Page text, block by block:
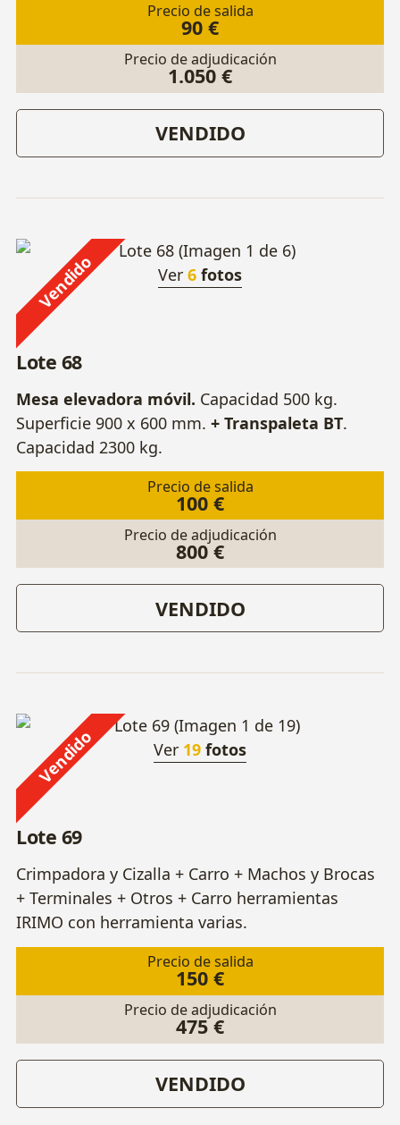
Precio de salida
90 €
Precio de adjudicación
1.050 €
VENDIDO
Vendido Ver 6 fotos
Lote 68
Mesa elevadora móvil. Capacidad 500 kg.
Superficie 900 x 600 mm. + Transpaleta BT.
Capacidad 2300 kg.
Precio de salida
100 €
Precio de adjudicación
800 €
VENDIDO
Vendido Ver 19 fotos
Lote 69
Crimpadora y Cizalla + Carro + Machos y Brocas
+ Terminales + Otros + Carro herramientas
IRIMO con herramienta varias.
Precio de salida
150 €
Precio de adjudicación
475 €
VENDIDO